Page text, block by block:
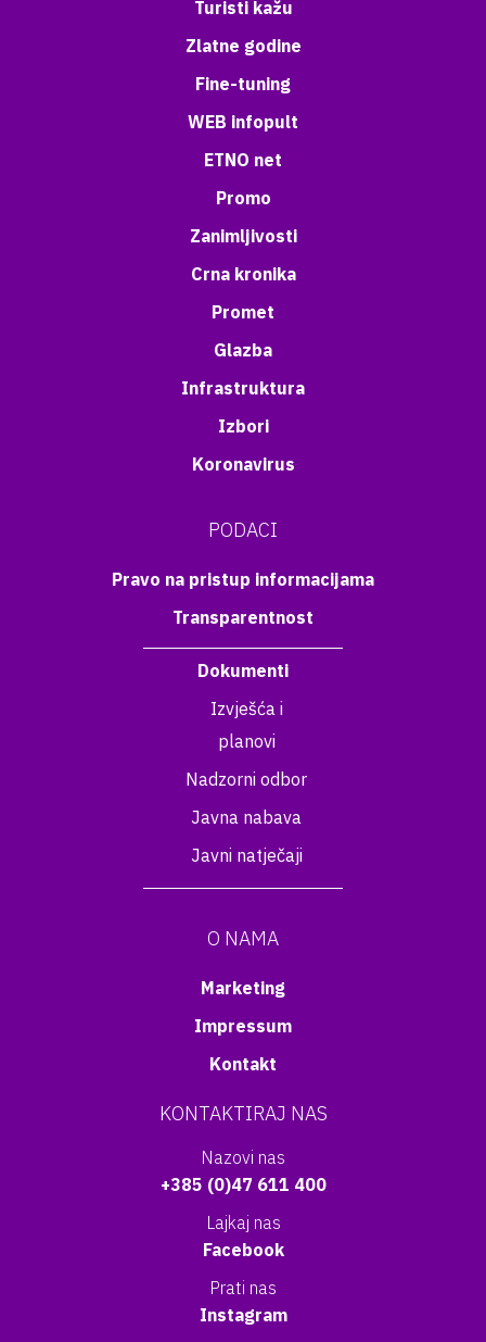
Turisti kažu
Zlatne godine
Fine-tuning
WEB infopult
ETNO net
Promo
Zanimljivosti
Crna kronika
Promet
Glazba
Infrastruktura
Izbori
Koronavirus
PODACI
Pravo na pristup informacijama
Transparentnost
Dokumenti
Izvješća i
planovi
Nadzorni odbor
Javna nabava
Javni natječaji
O NAMA
Marketing
Impressum
Kontakt
KONTAKTIRAJ NAS
Nazovi nas
+385 (0)47 611 400
Lajkaj nas
Facebook
Prati nas
Instagram